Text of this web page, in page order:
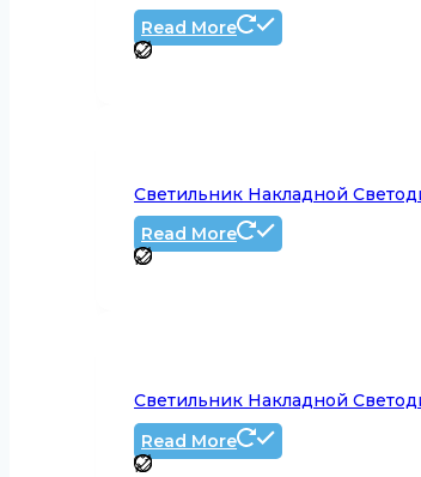
Read More
Светильник Накладной
Read More
Светильник Накладной
Read More